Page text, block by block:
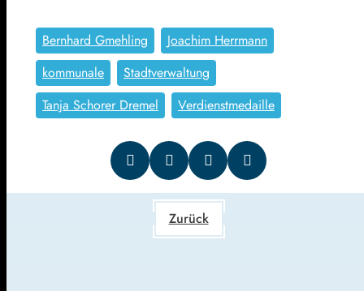
Bernhard Gmehling
Joachim Herrmann
kommunale
Stadtverwaltung
Tanja Schorer Dremel
Verdienstmedaille
Zurück